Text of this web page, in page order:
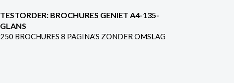
TESTORDER: BROCHURES GENIET A4-135-
GLANS
250 BROCHURES 8 PAGINA'S ZONDER OMSLAG